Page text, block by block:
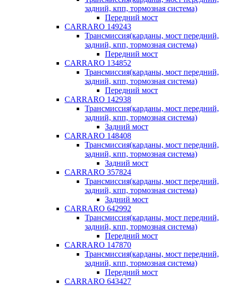
задний, кпп, тормозная система)
Передний мост
CARRARO 149243
Трансмиссия(карданы, мост передний,
задний, кпп, тормозная система)
Передний мост
CARRARO 134852
Трансмиссия(карданы, мост передний,
задний, кпп, тормозная система)
Передний мост
CARRARO 142938
Трансмиссия(карданы, мост передний,
задний, кпп, тормозная система)
Задний мост
CARRARO 148408
Трансмиссия(карданы, мост передний,
задний, кпп, тормозная система)
Задний мост
CARRARO 357824
Трансмиссия(карданы, мост передний,
задний, кпп, тормозная система)
Задний мост
CARRARO 642992
Трансмиссия(карданы, мост передний,
задний, кпп, тормозная система)
Передний мост
CARRARO 147870
Трансмиссия(карданы, мост передний,
задний, кпп, тормозная система)
Передний мост
CARRARO 643427